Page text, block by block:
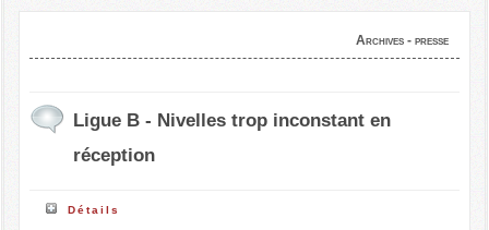
Archives - presse
Ligue B - Nivelles trop inconstant en
réception
Détails